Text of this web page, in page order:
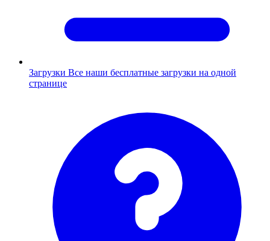
Загрузки Все наши бесплатные загрузки на одной
странице